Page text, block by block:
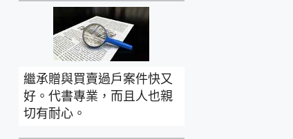
繼承贈與買賣過戶案件快又
好。代書專業，而且人也親
切有耐心。